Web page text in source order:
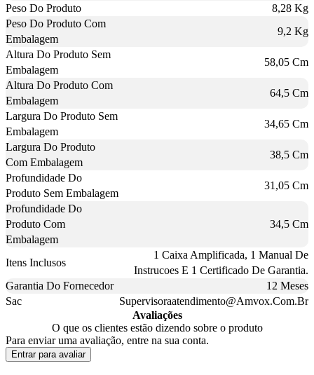
Peso Do Produto
8,28 Kg
Peso Do Produto Com
Embalagem
9,2 Kg
Altura Do Produto Sem
Embalagem
58,05 Cm
Altura Do Produto Com
Embalagem
64,5 Cm
Largura Do Produto Sem
Embalagem
34,65 Cm
Largura Do Produto
Com Embalagem
38,5 Cm
Profundidade Do
Produto Sem Embalagem
31,05 Cm
Profundidade Do
Produto Com
Embalagem
34,5 Cm
Itens Inclusos
1 Caixa Amplificada, 1 Manual De
Instrucoes E 1 Certificado De Garantia.
Garantia Do Fornecedor
12 Meses
Sac
Supervisoraatendimento@Amvox.Com.Br
Avaliações
O que os clientes estão dizendo sobre o produto
Para enviar uma avaliação, entre na sua conta.
Entrar para avaliar